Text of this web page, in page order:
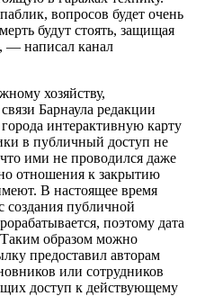
вопросов будет очень
будут стоять, защищая
— написал канал
хозяйству,
Барнаула редакции
интерактивную карту
в публичный доступ не
ими не проводился даже
отношения к закрытию
В настоящее время
создания публичной
поэтому дата
Таким образом можно
предоставил авторам
или сотрудников
доступ к действующему